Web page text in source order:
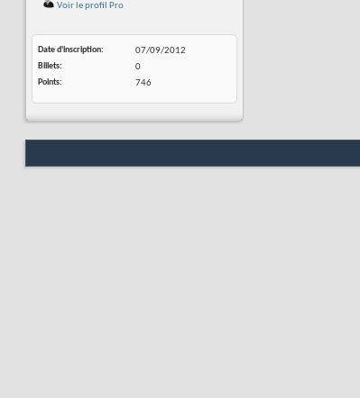
Voir le profil Pro
Date d'inscription
07/09/2012
Billets
0
Points
746